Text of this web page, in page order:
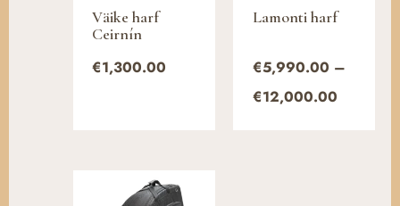
Väike harf
Ceirnín
€1,300.00
Lamonti harf
€5,990.00 –
€12,000.00